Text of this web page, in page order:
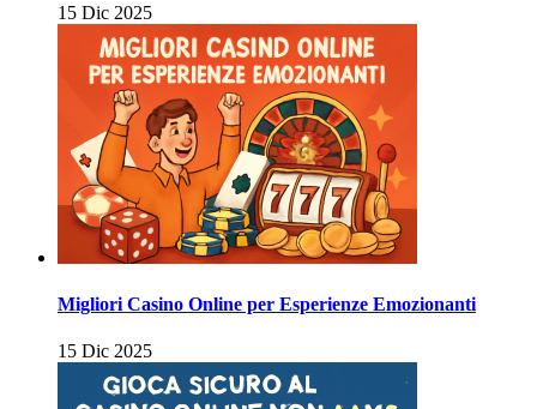
15 Dic 2025
Migliori Casino Online per Esperienze Emozionanti
15 Dic 2025